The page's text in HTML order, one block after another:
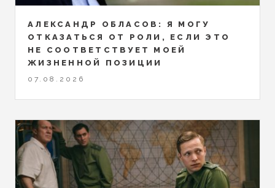
АЛЕКСАНДР ОБЛАСОВ: Я МОГУ
ОТКАЗАТЬСЯ ОТ РОЛИ, ЕСЛИ ЭТО
НЕ СООТВЕТСТВУЕТ МОЕЙ
ЖИЗНЕННОЙ ПОЗИЦИИ
07.08.2026